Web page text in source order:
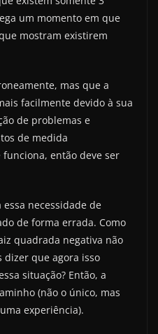
um momento em que
mostram existirem
mas que a
facilmente devido à sua
de problemas e
de medida
então deve ser
necessidade de
de forma errada. Como
quadrada negativa não
dizer que agora isso
situação? Então, a
(não o único, mas
experiência).